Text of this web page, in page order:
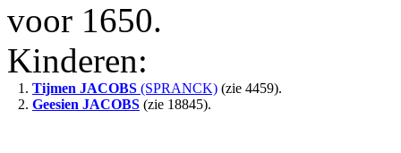
voor 1650.
Kinderen:
1. Tijmen JACOBS (SPRANCK) (zie 4459).
2. Geesien JACOBS (zie 18845).